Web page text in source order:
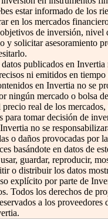
estar informado de los
en los mercados
de inversión, nivel
y solicitar asesoramiento
publicados en Invertia
ni emitidos en
en Invertia no se
ningún mercado o bolsa
real de los
para tomar decisión de
no se
o daños provocadas por
basándote en datos de
guardar, reproducir,
o distribuir los datos
explícito por parte de
Todos los derechos de
a los proveedores